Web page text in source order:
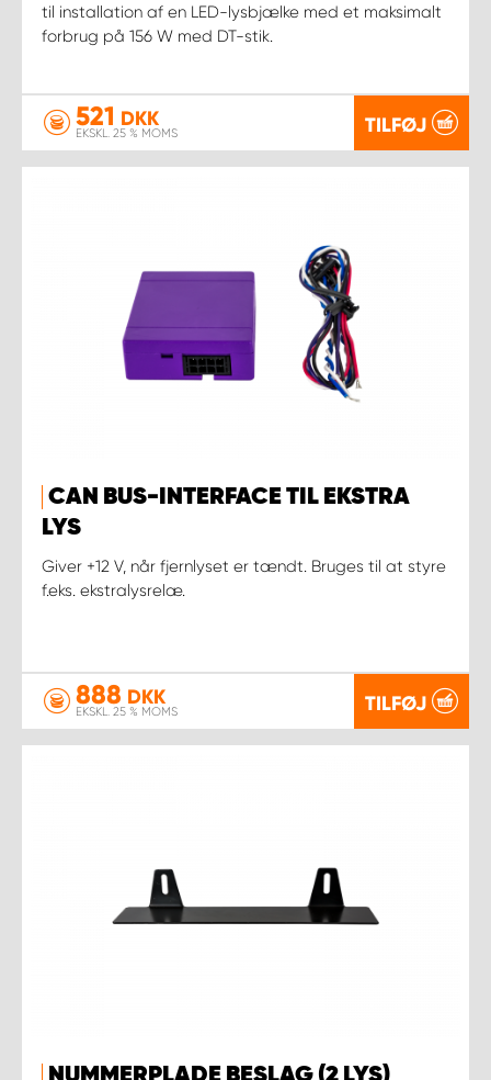
til installation af en LED-lysbjælke med et maksimalt
forbrug på 156 W med DT-stik.
521 DKK
EKSKL. 25 % MOMS TILFØJ
CAN BUS-INTERFACE TIL EKSTRA
LYS
Giver +12 V, når fjernlyset er tændt. Bruges til at styre
f.eks. ekstralysrelæ.
888 DKK
EKSKL. 25 % MOMS TILFØJ